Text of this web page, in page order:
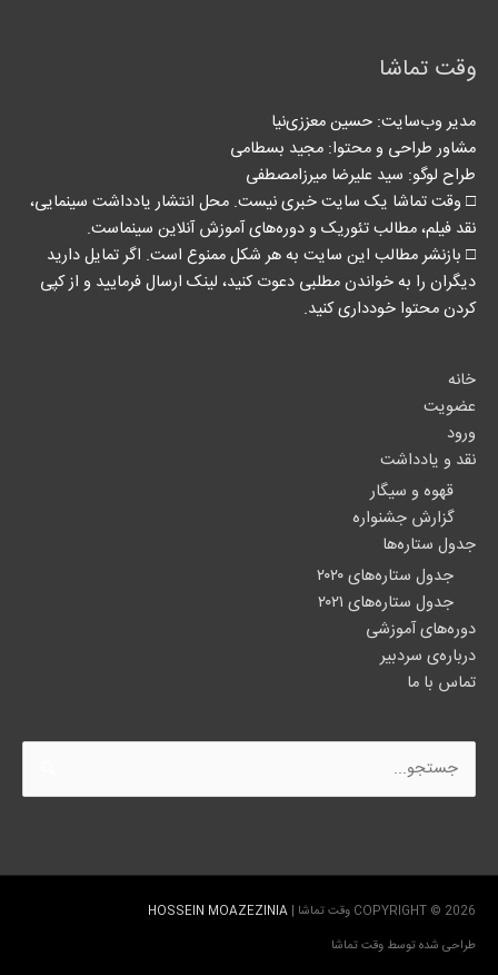
وقت تماشا
مدیر وب‌سایت: حسین معززی‌نیا
مشاور طراحی و محتوا:‌ مجید بسطامی
طراح لوگو: سید علیرضا میرزامصطفی
□ وقت تماشا یک سایت خبری نیست. محل انتشار یادداشت سینمایی،
نقد فیلم، مطالب تئوریک و دوره‌های آموزش آنلاین سینماست.
□ بازنشر مطالب این سایت به هر شکل ممنوع است. اگر تمایل دارید
دیگران را به خواندن مطلبی دعوت کنید، لینک‌ ارسال فرمایید و از کپی
کردن محتوا خودداری کنید.
خانه
عضویت
ورود
نقد و یادداشت
قهوه و سیگار
گزارش جشنواره
جدول ستاره‌ها
جدول ستاره‌های ۲۰۲۰
جدول ستاره‌های ۲۰۲۱
دوره‌های آموزشی
درباره‌ی سردبیر
تماس با ما
جستجو
برای:
COPYRIGHT © 2026 وقت تماشا |
HOSSEIN MOAZEZINIA
طراحی شده توسط وقت تماشا